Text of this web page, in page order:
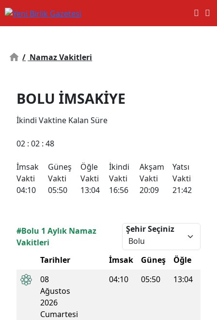
/ Namaz Vakitleri
BOLU İMSAKİYE
İkindi Vaktine Kalan Süre
02 : 02 : 48
İmsak
Vakti
04:10
Güneş
Vakti
05:50
Öğle
Vakti
13:04
İkindi
Vakti
16:56
Akşam
Vakti
20:09
Yatsı
Vakti
21:42
#Bolu 1 Aylık Namaz
Vakitleri
Şehir Seçiniz
Tarihler İmsak Güneş Öğle
08
Ağustos
2026
Cumartesi
04:10 05:50 13:04